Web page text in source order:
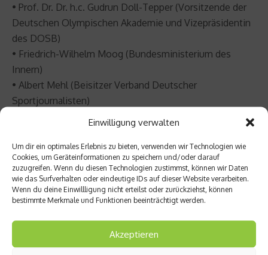
Einwilligung verwalten
Um dir ein optimales Erlebnis zu bieten, verwenden wir Technologien wie
Cookies, um Geräteinformationen zu speichern und/oder darauf
zuzugreifen. Wenn du diesen Technologien zustimmst, können wir Daten
wie das Surfverhalten oder eindeutige IDs auf dieser Website verarbeiten.
Wenn du deine Einwillligung nicht erteilst oder zurückziehst, können
bestimmte Merkmale und Funktionen beeinträchtigt werden.
Akzeptieren
• Prof. Dr. Dr. h.c. Gudrun Doll-Tepper (Vorsitzende der
Deutschen Olympischen Akademie und Vizepräsidentin
des DOSB)
• Friedrich-Wilhelm Moog (Bundesministerium des
Innern)
• Albert Mehl (Beisitzer Verband Deutscher
Sportjournalisten)
Die Preisträger der vergangenen Jahre:
2013
• Andrej Schukow, Kai Pfaffenbach (Kampfrichter und
Fotograf, Leichtathletik)